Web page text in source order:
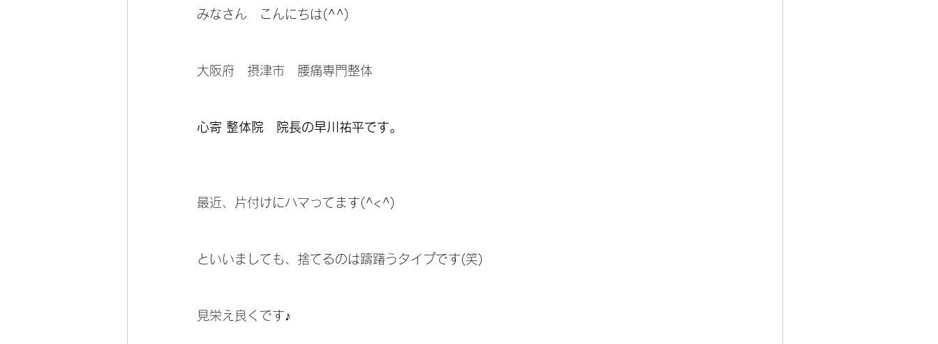
みなさん　こんにちは(^^)
大阪府　摂津市　腰痛専門整体
心寄 整体院　院長の早川祐平です。
最近、片付けにハマってます(^<^)
といいましても、捨てるのは躊躇うタイプです(笑)
見栄え良くです♪